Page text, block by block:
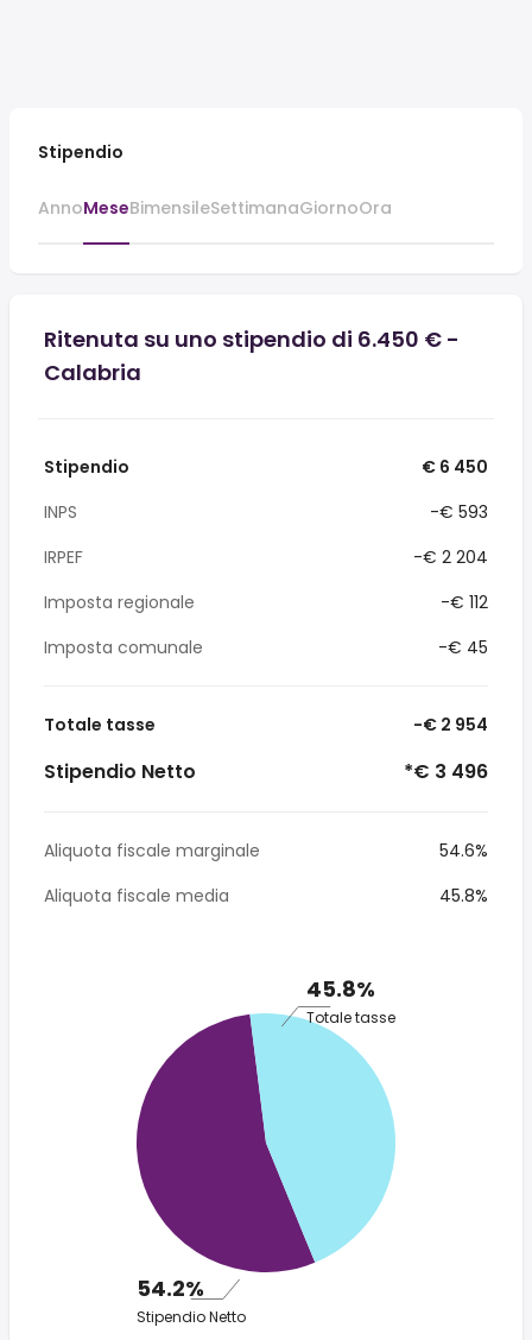
Stipendio
AnnoMeseBimensileSettimanaGiornoOra
Ritenuta su uno stipendio di 6.450 € -
Calabria
Stipendio
€ 6 450
INPS
-€ 593
IRPEF
-€ 2 204
Imposta regionale
-€ 112
Imposta comunale
-€ 45
Totale tasse -€ 2 954
Stipendio Netto *€ 3 496
Aliquota fiscale marginale
54.6%
Aliquota fiscale media
45.8%
45.8%
Totale tasse
54.2%
Stipendio Netto